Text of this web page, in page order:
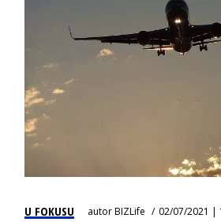
U FOKUSU autorBIZLife 02/07/2021 |